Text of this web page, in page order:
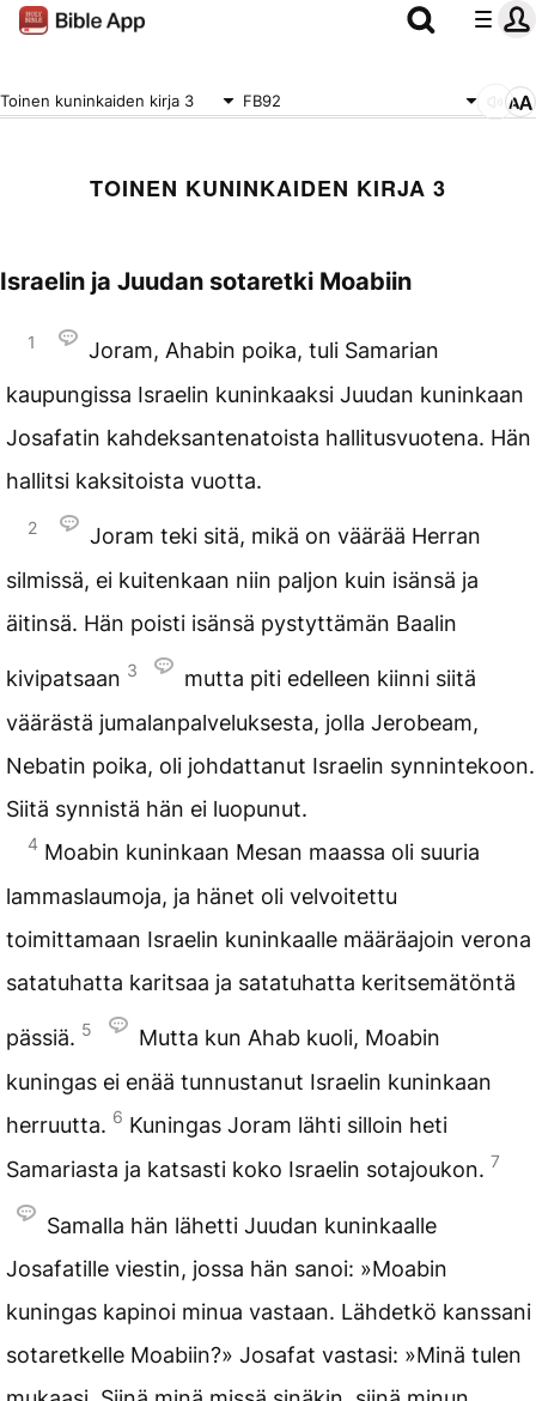
Toinen kuninkaiden kirja 3 FB92
TOINEN KUNINKAIDEN KIRJA 3
Israelin ja Juudan sotaretki Moabiin
1
Joram, Ahabin poika, tuli Samarian
kaupungissa Israelin kuninkaaksi Juudan kuninkaan
Josafatin kahdeksantenatoista hallitusvuotena. Hän
hallitsi kaksitoista vuotta.
2
Joram teki sitä, mikä on väärää Herran
silmissä, ei kuitenkaan niin paljon kuin isänsä ja
äitinsä. Hän poisti isänsä pystyttämän Baalin
kivipatsaan 3
mutta piti edelleen kiinni siitä
väärästä jumalanpalveluksesta, jolla Jerobeam,
Nebatin poika, oli johdattanut Israelin synnintekoon.
Siitä synnistä hän ei luopunut.
4 Moabin kuninkaan Mesan maassa oli suuria
lammaslaumoja, ja hänet oli velvoitettu
toimittamaan Israelin kuninkaalle määräajoin verona
satatuhatta karitsaa ja satatuhatta keritsemätöntä
pässiä. 5
Mutta kun Ahab kuoli, Moabin
kuningas ei enää tunnustanut Israelin kuninkaan
herruutta. 6 Kuningas Joram lähti silloin heti
Samariasta ja katsasti koko Israelin sotajoukon. 7
Samalla hän lähetti Juudan kuninkaalle
Josafatille viestin, jossa hän sanoi: »Moabin
kuningas kapinoi minua vastaan. Lähdetkö kanssani
sotaretkelle Moabiin?» Josafat vastasi: »Minä tulen